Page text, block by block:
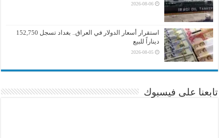
2026-08-06
استقرار أسعار الدولار في العراق.. بغداد تسجل 152,750
ديناراً للبيع
2026-08-05
تابعنا على فيسبوك